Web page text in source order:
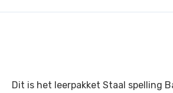
Dit is het leerpakket Staal spelling